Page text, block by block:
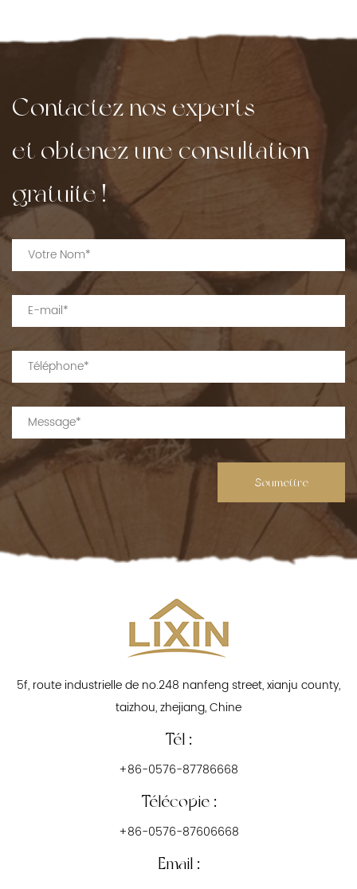
Contactez nos experts
et obtenez une consultation
gratuite !
Soumettre
5f, route industrielle de no.248 nanfeng street, xianju county,
taizhou, zhejiang, Chine
Tél :
+86-0576-87786668
Télécopie :
+86-0576-87606668
Email :